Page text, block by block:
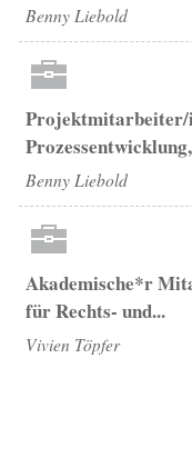
Benny Liebold
Projektmitarbeiter/
Benny Liebold
Akademische*r
für Rechts- und...
Vivien Töpfer